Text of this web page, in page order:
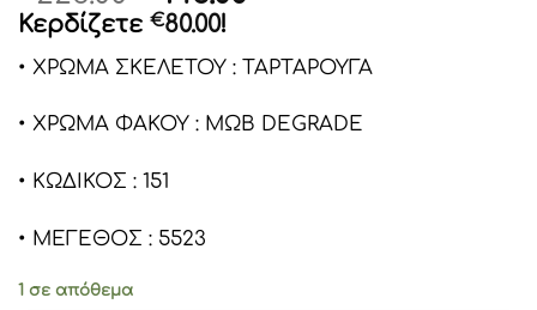
price
was:
€226.00.
τιμή
είναι:
€146.00.
Κερδίζετε €80.00!
• ΧΡΩΜΑ ΣΚΕΛΕΤΟΥ : ΤΑΡΤΑΡΟΥΓΑ
• ΧΡΩΜΑ ΦΑΚΟΥ : ΜΩΒ DEGRADE
• ΚΩΔΙΚΟΣ : 151
• ΜΕΓΕΘΟΣ : 5523
1 σε απόθεμα